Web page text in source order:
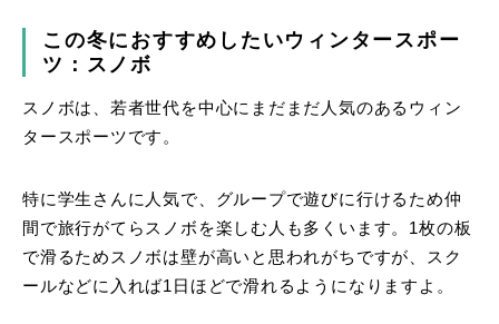
この冬におすすめしたいウィンタースポー
ツ：スノボ
スノボは、若者世代を中心にまだまだ人気のあるウィン
タースポーツです。
特に学生さんに人気で、グループで遊びに行けるため仲
間で旅行がてらスノボを楽しむ人も多くいます。1枚の板
で滑るためスノボは壁が高いと思われがちですが、スク
ールなどに入れば1日ほどで滑れるようになりますよ。